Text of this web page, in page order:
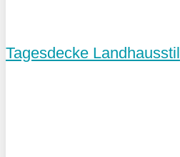
Tagesdecke Landhausstil